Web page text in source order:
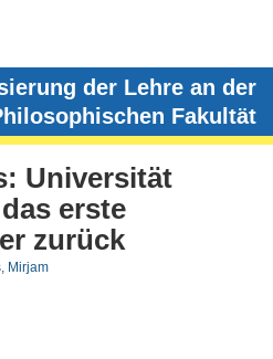
der Lehre an der
Fakultät
Universität
erste
zurück
Mirjam